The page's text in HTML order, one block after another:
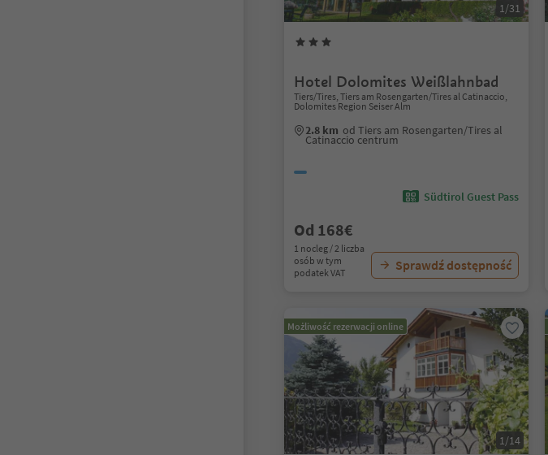
1/31
Hotel Dolomites Weißlahnbad
Tiers/Tires, Tiers am Rosengarten/Tires al Catinaccio,
Dolomites Region Seiser Alm
2.8 km od Tiers am Rosengarten/Tires al
Catinaccio centrum
Südtirol Guest Pass
Od 168€
1 nocleg / 2 liczba
osób w tym
podatek VAT
Sprawdź dostępność
Możliwość rezerwacji online
1/14